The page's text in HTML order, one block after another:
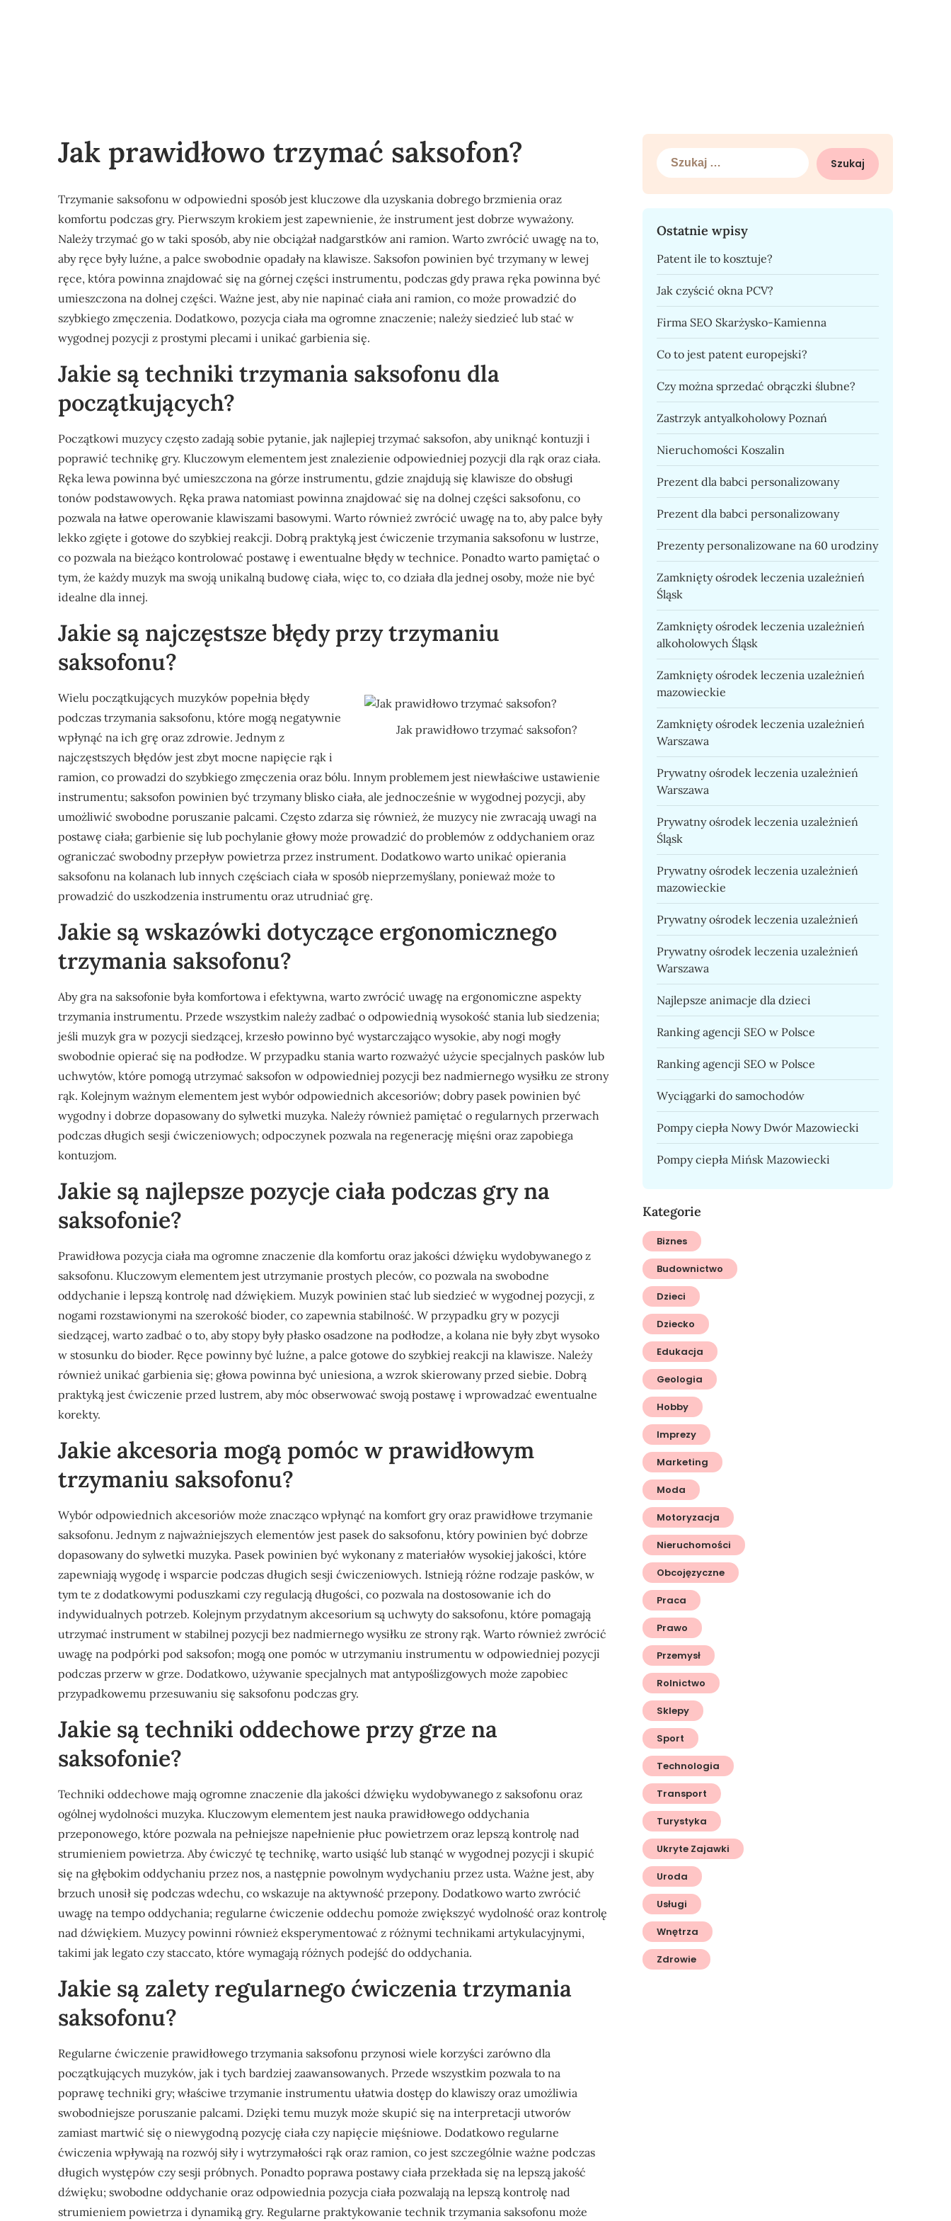
Jak prawidłowo trzymać saksofon?
Trzymanie saksofonu w odpowiedni sposób jest kluczowe dla uzyskania dobrego brzmienia oraz
komfortu podczas gry. Pierwszym krokiem jest zapewnienie, że instrument jest dobrze wyważony.
Należy trzymać go w taki sposób, aby nie obciążał nadgarstków ani ramion. Warto zwrócić uwagę na to,
aby ręce były luźne, a palce swobodnie opadały na klawisze. Saksofon powinien być trzymany w lewej
ręce, która powinna znajdować się na górnej części instrumentu, podczas gdy prawa ręka powinna być
umieszczona na dolnej części. Ważne jest, aby nie napinać ciała ani ramion, co może prowadzić do
szybkiego zmęczenia. Dodatkowo, pozycja ciała ma ogromne znaczenie; należy siedzieć lub stać w
wygodnej pozycji z prostymi plecami i unikać garbienia się.
Jakie są techniki trzymania saksofonu dla
początkujących?
Początkowi muzycy często zadają sobie pytanie, jak najlepiej trzymać saksofon, aby uniknąć kontuzji i
poprawić technikę gry. Kluczowym elementem jest znalezienie odpowiedniej pozycji dla rąk oraz ciała.
Ręka lewa powinna być umieszczona na górze instrumentu, gdzie znajdują się klawisze do obsługi
tonów podstawowych. Ręka prawa natomiast powinna znajdować się na dolnej części saksofonu, co
pozwala na łatwe operowanie klawiszami basowymi. Warto również zwrócić uwagę na to, aby palce były
lekko zgięte i gotowe do szybkiej reakcji. Dobrą praktyką jest ćwiczenie trzymania saksofonu w lustrze,
co pozwala na bieżąco kontrolować postawę i ewentualne błędy w technice. Ponadto warto pamiętać o
tym, że każdy muzyk ma swoją unikalną budowę ciała, więc to, co działa dla jednej osoby, może nie być
idealne dla innej.
Jakie są najczęstsze błędy przy trzymaniu
saksofonu?
Jak prawidłowo trzymać saksofon?
Wielu początkujących muzyków popełnia błędy
podczas trzymania saksofonu, które mogą negatywnie
wpłynąć na ich grę oraz zdrowie. Jednym z
najczęstszych błędów jest zbyt mocne napięcie rąk i
ramion, co prowadzi do szybkiego zmęczenia oraz bólu. Innym problemem jest niewłaściwe ustawienie
instrumentu; saksofon powinien być trzymany blisko ciała, ale jednocześnie w wygodnej pozycji, aby
umożliwić swobodne poruszanie palcami. Często zdarza się również, że muzycy nie zwracają uwagi na
postawę ciała; garbienie się lub pochylanie głowy może prowadzić do problemów z oddychaniem oraz
ograniczać swobodny przepływ powietrza przez instrument. Dodatkowo warto unikać opierania
saksofonu na kolanach lub innych częściach ciała w sposób nieprzemyślany, ponieważ może to
prowadzić do uszkodzenia instrumentu oraz utrudniać grę.
Jakie są wskazówki dotyczące ergonomicznego
trzymania saksofonu?
Aby gra na saksofonie była komfortowa i efektywna, warto zwrócić uwagę na ergonomiczne aspekty
trzymania instrumentu. Przede wszystkim należy zadbać o odpowiednią wysokość stania lub siedzenia;
jeśli muzyk gra w pozycji siedzącej, krzesło powinno być wystarczająco wysokie, aby nogi mogły
swobodnie opierać się na podłodze. W przypadku stania warto rozważyć użycie specjalnych pasków lub
uchwytów, które pomogą utrzymać saksofon w odpowiedniej pozycji bez nadmiernego wysiłku ze strony
rąk. Kolejnym ważnym elementem jest wybór odpowiednich akcesoriów; dobry pasek powinien być
wygodny i dobrze dopasowany do sylwetki muzyka. Należy również pamiętać o regularnych przerwach
podczas długich sesji ćwiczeniowych; odpoczynek pozwala na regenerację mięśni oraz zapobiega
kontuzjom.
Jakie są najlepsze pozycje ciała podczas gry na
saksofonie?
Prawidłowa pozycja ciała ma ogromne znaczenie dla komfortu oraz jakości dźwięku wydobywanego z
saksofonu. Kluczowym elementem jest utrzymanie prostych pleców, co pozwala na swobodne
oddychanie i lepszą kontrolę nad dźwiękiem. Muzyk powinien stać lub siedzieć w wygodnej pozycji, z
nogami rozstawionymi na szerokość bioder, co zapewnia stabilność. W przypadku gry w pozycji
siedzącej, warto zadbać o to, aby stopy były płasko osadzone na podłodze, a kolana nie były zbyt wysoko
w stosunku do bioder. Ręce powinny być luźne, a palce gotowe do szybkiej reakcji na klawisze. Należy
również unikać garbienia się; głowa powinna być uniesiona, a wzrok skierowany przed siebie. Dobrą
praktyką jest ćwiczenie przed lustrem, aby móc obserwować swoją postawę i wprowadzać ewentualne
korekty.
Jakie akcesoria mogą pomóc w prawidłowym
trzymaniu saksofonu?
Wybór odpowiednich akcesoriów może znacząco wpłynąć na komfort gry oraz prawidłowe trzymanie
saksofonu. Jednym z najważniejszych elementów jest pasek do saksofonu, który powinien być dobrze
dopasowany do sylwetki muzyka. Pasek powinien być wykonany z materiałów wysokiej jakości, które
zapewniają wygodę i wsparcie podczas długich sesji ćwiczeniowych. Istnieją różne rodzaje pasków, w
tym te z dodatkowymi poduszkami czy regulacją długości, co pozwala na dostosowanie ich do
indywidualnych potrzeb. Kolejnym przydatnym akcesorium są uchwyty do saksofonu, które pomagają
utrzymać instrument w stabilnej pozycji bez nadmiernego wysiłku ze strony rąk. Warto również zwrócić
uwagę na podpórki pod saksofon; mogą one pomóc w utrzymaniu instrumentu w odpowiedniej pozycji
podczas przerw w grze. Dodatkowo, używanie specjalnych mat antypoślizgowych może zapobiec
przypadkowemu przesuwaniu się saksofonu podczas gry.
Jakie są techniki oddechowe przy grze na
saksofonie?
Techniki oddechowe mają ogromne znaczenie dla jakości dźwięku wydobywanego z saksofonu oraz
ogólnej wydolności muzyka. Kluczowym elementem jest nauka prawidłowego oddychania
przeponowego, które pozwala na pełniejsze napełnienie płuc powietrzem oraz lepszą kontrolę nad
strumieniem powietrza. Aby ćwiczyć tę technikę, warto usiąść lub stanąć w wygodnej pozycji i skupić
się na głębokim oddychaniu przez nos, a następnie powolnym wydychaniu przez usta. Ważne jest, aby
brzuch unosił się podczas wdechu, co wskazuje na aktywność przepony. Dodatkowo warto zwrócić
uwagę na tempo oddychania; regularne ćwiczenie oddechu pomoże zwiększyć wydolność oraz kontrolę
nad dźwiękiem. Muzycy powinni również eksperymentować z różnymi technikami artykulacyjnymi,
takimi jak legato czy staccato, które wymagają różnych podejść do oddychania.
Jakie są zalety regularnego ćwiczenia trzymania
saksofonu?
Regularne ćwiczenie prawidłowego trzymania saksofonu przynosi wiele korzyści zarówno dla
początkujących muzyków, jak i tych bardziej zaawansowanych. Przede wszystkim pozwala to na
poprawę techniki gry; właściwe trzymanie instrumentu ułatwia dostęp do klawiszy oraz umożliwia
swobodniejsze poruszanie palcami. Dzięki temu muzyk może skupić się na interpretacji utworów
zamiast martwić się o niewygodną pozycję ciała czy napięcie mięśniowe. Dodatkowo regularne
ćwiczenia wpływają na rozwój siły i wytrzymałości rąk oraz ramion, co jest szczególnie ważne podczas
długich występów czy sesji próbnych. Ponadto poprawa postawy ciała przekłada się na lepszą jakość
dźwięku; swobodne oddychanie oraz odpowiednia pozycja ciała pozwalają na lepszą kontrolę nad
strumieniem powietrza i dynamiką gry. Regularne praktykowanie technik trzymania saksofonu może
Szukaj:
Ostatnie wpisy
Patent ile to kosztuje?
Jak czyścić okna PCV?
Firma SEO Skarżysko-Kamienna
Co to jest patent europejski?
Czy można sprzedać obrączki ślubne?
Zastrzyk antyalkoholowy Poznań
Nieruchomości Koszalin
Prezent dla babci personalizowany
Prezent dla babci personalizowany
Prezenty personalizowane na 60 urodziny
Zamknięty ośrodek leczenia uzależnień
Śląsk
Zamknięty ośrodek leczenia uzależnień
alkoholowych Śląsk
Zamknięty ośrodek leczenia uzależnień
mazowieckie
Zamknięty ośrodek leczenia uzależnień
Warszawa
Prywatny ośrodek leczenia uzależnień
Warszawa
Prywatny ośrodek leczenia uzależnień
Śląsk
Prywatny ośrodek leczenia uzależnień
mazowieckie
Prywatny ośrodek leczenia uzależnień
Prywatny ośrodek leczenia uzależnień
Warszawa
Najlepsze animacje dla dzieci
Ranking agencji SEO w Polsce
Ranking agencji SEO w Polsce
Wyciągarki do samochodów
Pompy ciepła Nowy Dwór Mazowiecki
Pompy ciepła Mińsk Mazowiecki
Kategorie
Biznes
Budownictwo
Dzieci
Dziecko
Edukacja
Geologia
Hobby
Imprezy
Marketing
Moda
Motoryzacja
Nieruchomości
Obcojęzyczne
Praca
Prawo
Przemysł
Rolnictwo
Sklepy
Sport
Technologia
Transport
Turystyka
Ukryte Zajawki
Uroda
Usługi
Wnętrza
Zdrowie